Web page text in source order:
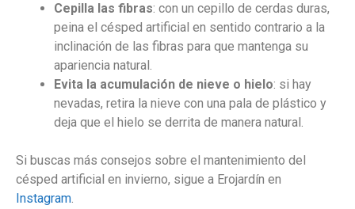
Cepilla las fibras: con un cepillo de cerdas duras,
peina el césped artificial en sentido contrario a la
inclinación de las fibras para que mantenga su
apariencia natural.
Evita la acumulación de nieve o hielo: si hay
nevadas, retira la nieve con una pala de plástico y
deja que el hielo se derrita de manera natural.
Si buscas más consejos sobre el mantenimiento del
césped artificial en invierno, sigue a Erojardín en
Instagram.